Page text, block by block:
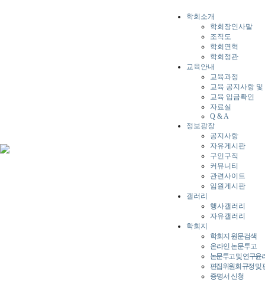
학회소개
학회장인사말
조직도
학회연혁
학회정관
교육안내
교육과정
교육 공지사항
교육 입금확인
자료실
Q & A
정보광장
공지사항
자유게시판
구인구직
커뮤니티
관련사이트
임원게시판
갤러리
행사갤러리
자유갤러리
학회지
학회지 원문검색
온라인 논문투고
논문투고 및 연구윤
편집위원회 규정 및
증명서 신청